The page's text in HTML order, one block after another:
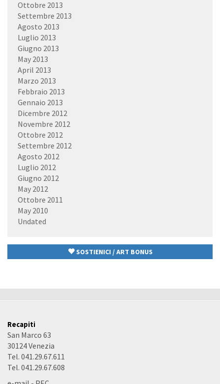
Ottobre 2013
Settembre 2013
Agosto 2013
Luglio 2013
Giugno 2013
May 2013
April 2013
Marzo 2013
Febbraio 2013
Gennaio 2013
Dicembre 2012
Novembre 2012
Ottobre 2012
Settembre 2012
Agosto 2012
Luglio 2012
Giugno 2012
May 2012
Ottobre 2011
May 2010
Undated
SOSTIENICI / ART BONUS
Recapiti
San Marco 63
30124 Venezia
Tel. 041.29.67.611
Tel. 041.29.67.608